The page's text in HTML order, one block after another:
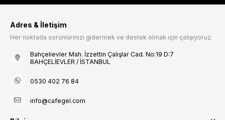
Adres & İletişim
Her noktada sorunlarınızı gidermek ve destek olmak için çalışıyoruz.
Bahçelievler Mah. İzzettin Çalışlar Cad. No:19 D:7
BAHÇELİEVLER / İSTANBUL
0530 402 76 84
info@cafegel.com